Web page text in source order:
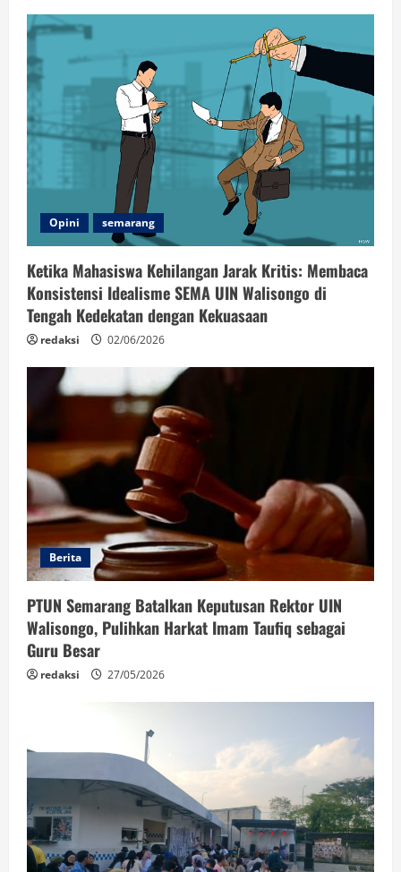
Opini semarang
Ketika Mahasiswa Kehilangan Jarak Kritis: Membaca
Konsistensi Idealisme SEMA UIN Walisongo di
Tengah Kedekatan dengan Kekuasaan
redaksi 02/06/2026
Berita
PTUN Semarang Batalkan Keputusan Rektor UIN
Walisongo, Pulihkan Harkat Imam Taufiq sebagai
Guru Besar
redaksi 27/05/2026